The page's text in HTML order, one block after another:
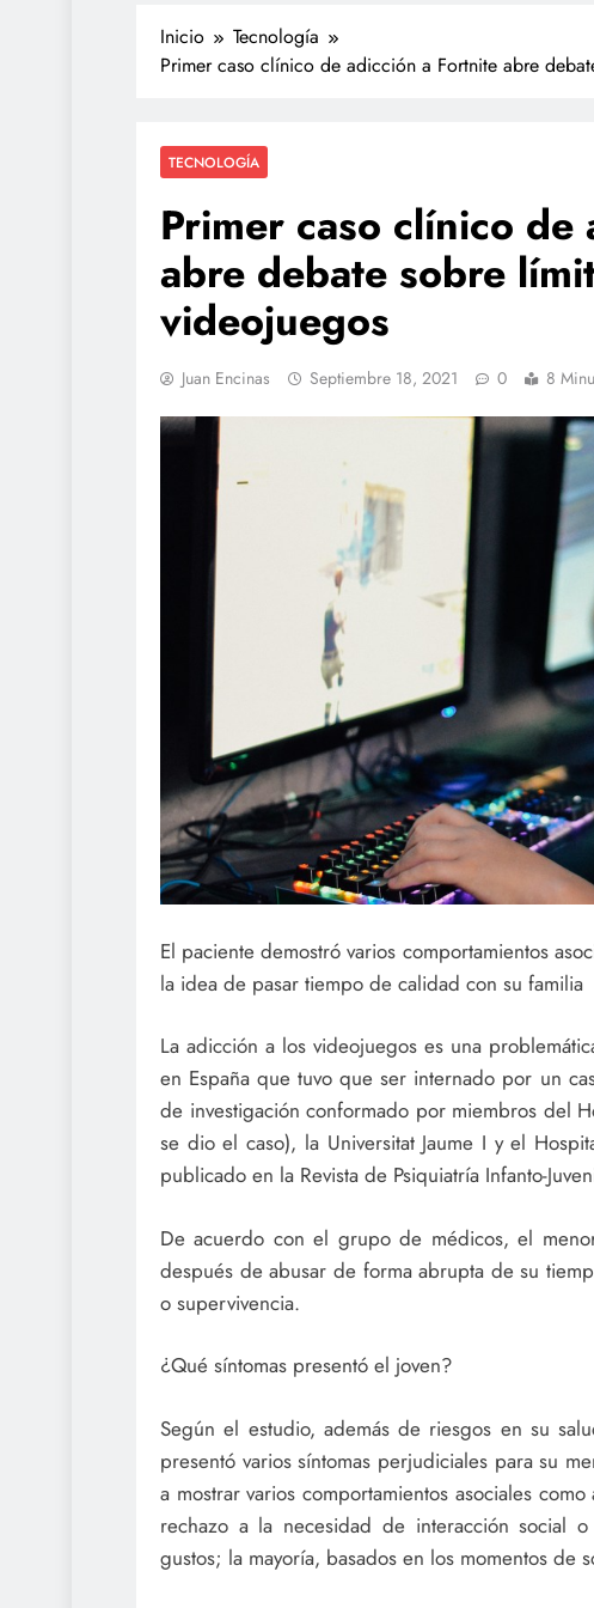
Inicio
Tecnología
Primer caso clínico de adicción a Fortnite abre
TECNOLOGÍA
Primer caso clínico
abre debate sobre
videojuegos
Juan Encinas Septiembre 18, 2021 0 8
El paciente demostró varios comportamientos
la idea de pasar tiempo de calidad con su familia
La adicción a los videojuegos es una
en España que tuvo que ser internado por un
de investigación conformado por miembros del
se dio el caso), la Universitat Jaume I y el
publicado en la Revista de Psiquiatría Infanto-
De acuerdo con el grupo de médicos, el
después de abusar de forma abrupta de su
o supervivencia.
¿Qué síntomas presentó el joven?
Según el estudio, además de riesgos en su
presentó varios síntomas perjudiciales para su
a mostrar varios comportamientos asociales
rechazo a la necesidad de interacción social
gustos; la mayoría, basados en los momentos de
POLICIACA
Adulto mayor que murió
atropellado fue empujado,
video